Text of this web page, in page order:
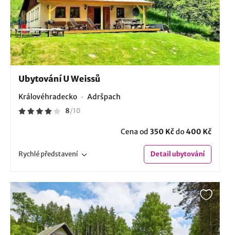
Ubytování U Weissů
Královéhradecko Adršpach
8/10
Cena od 350 Kčdo400 Kč
Rychlépředstavení Detailubytování